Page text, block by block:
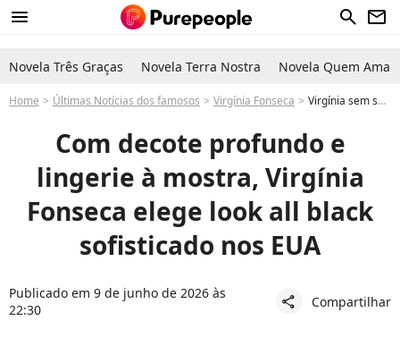
menu search newsletter
Novela Três Graças Novela Terra Nostra Novela Quem Ama
Home Últimas Notícias dos famosos Virgínia Fonseca Virgínia sem sutiã com lingerie em look sexy e elegante em alfaiataria antes da Copa do Mundo 2026 com Vini Jr veja fotos
Com decote profundo e
lingerie à mostra, Virgínia
Fonseca elege look all black
sofisticado nos EUA
Publicado em 9 de junho de 2026 às
22:30
share Compartilhar